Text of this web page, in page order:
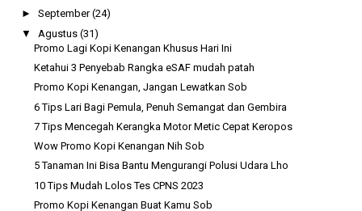
► September(24)
▼ Agustus (31)
Promo Lagi Kopi Kenangan Khusus Hari Ini
Ketahui 3 Penyebab Rangka eSAF mudah patah
Promo Kopi Kenangan, Jangan Lewatkan Sob
6 Tips Lari Bagi Pemula, Penuh Semangat dan Gembira
7 Tips Mencegah Kerangka Motor Metic Cepat Keropos
Wow Promo Kopi Kenangan Nih Sob
5 Tanaman Ini Bisa Bantu Mengurangi Polusi Udara Lho
10 Tips Mudah Lolos Tes CPNS 2023
Promo Kopi Kenangan Buat Kamu Sob